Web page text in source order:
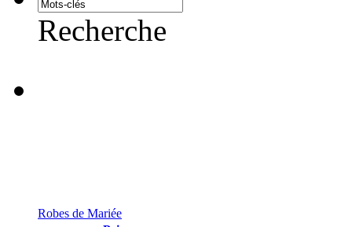
Recherche
Robes de Mariée